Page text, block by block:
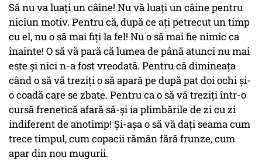
Să nu va luați un câine! Nu vă luați un câine pentru
niciun motiv. Pentru că, după ce ați petrecut un timp
cu el, nu o să mai fiți la fel! Nu o să mai fie nimic ca
înainte! O să vă pară că lumea de până atunci nu mai
este și nici n-a fost vreodatã. Pentru că dimineața
când o să vă treziți o să apară pe după pat doi ochi și-
o coadă care se zbate. Pentru ca o să vă treziți într-o
cursă frenetică afară să-și ia plimbările de zi cu zi
indiferent de anotimp! Și-așa o să vă dați seama cum
trece timpul, cum copacii rămân fără frunze, cum
apar din nou mugurii.